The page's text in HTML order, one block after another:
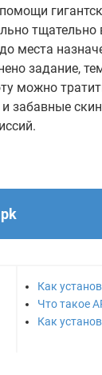
места
задание,
можно
забавные
Как
Что такое
Как